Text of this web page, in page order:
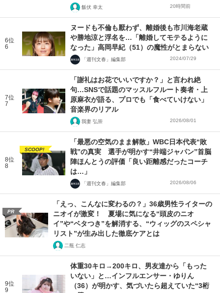
飯伏 幸太 20時間前
6位
6
ヌードも不倫も厭わず、離婚後も市川海老蔵
や勝地涼と浮名を…「離婚してモテるように
なった」高岡早紀（51）の魔性がとまらない
「週刊文春」編集部 2024/07/29
7位
7
「謝礼はお花でいいですか？」と言われ絶
句…SNSで話題のマッスルフルート奏者・上
原麻衣が語る、プロでも「食べていけない」
音楽界のリアル
我妻 弘崇 2026/08/01
8位
8
SCOOP!
「最悪の空気のまま解散」WBC日本代表“敗
戦”の真実 選手が明かす“井端ジャパン”首脳
陣ほんとうの評価「良い距離感だったコーチ
は…」
「週刊文春」編集部 2026/08/06
PR
「えっ、こんなに変わるの？」36歳男性ライターの
ニオイが激変！ 夏場に気になる“頭皮のニオ
イ”や“ベタつき”を解消する、“ウィッグのスペシャ
リスト”が生み出した徹底ケアとは
二瓶 仁志
9位
9
体重30キロ→200キロ、男友達から「もった
いない」と…インフルエンサー・ゆりん
（36）が明かす、気づいたら超えていた“3桁